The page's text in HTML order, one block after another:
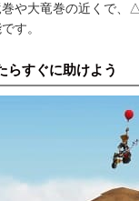
や大竜巻の近くで、
す。
らすぐに助けよう